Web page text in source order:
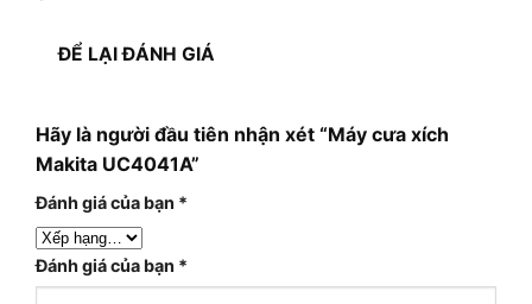
ĐỂ LẠI ĐÁNH GIÁ
Hãy là người đầu tiên nhận xét “Máy cưa xích
Makita UC4041A”
Đánh giá của bạn *
Đánh giá của bạn *